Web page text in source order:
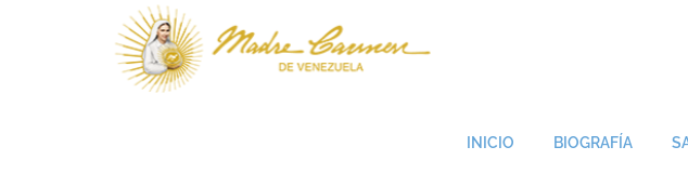
INICIO BIOGRAFÍA